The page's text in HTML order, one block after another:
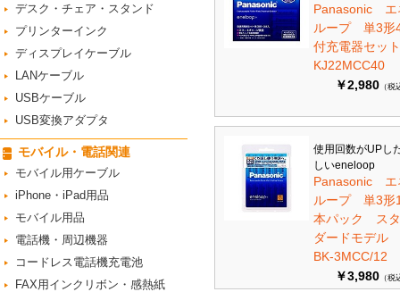
デスク・チェア・スタンド
プリンターインク
ディスプレイケーブル
LANケーブル
USBケーブル
USB変換アダプタ
モバイル・電話関連
モバイル用ケーブル
iPhone・iPad用品
モバイル用品
電話機・周辺機器
コードレス電話機充電池
FAX用インクリボン・感熱紙
Panasonic エ
ループ 単3形
付充電器セッ
KJ22MCC40
￥2,980 （税
使用回数がUPし
しいeneloop
Panasonic エ
ループ 単3形
本パック ス
ダードモデル
BK-3MCC/12
￥3,980 （税